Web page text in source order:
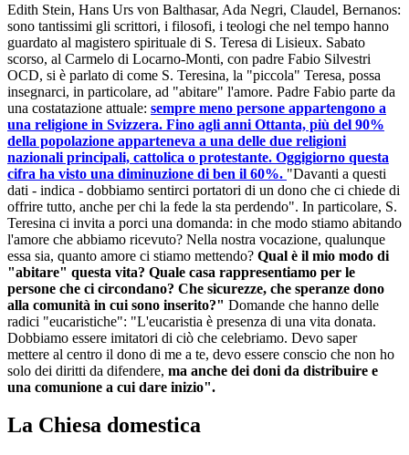
Edith Stein, Hans Urs von Balthasar, Ada Negri, Claudel, Bernanos:
sono tantissimi gli scrittori, i filosofi, i teologi che nel tempo hanno
guardato al magistero spirituale di S. Teresa di Lisieux. Sabato
scorso, al Carmelo di Locarno-Monti, con padre Fabio Silvestri
OCD, si è parlato di come S. Teresina, la "piccola" Teresa, possa
insegnarci, in particolare, ad "abitare" l'amore. Padre Fabio parte da
una costatazione attuale: sempre meno persone appartengono a
una religione in Svizzera. Fino agli anni Ottanta, più del 90%
della popolazione apparteneva a una delle due religioni
nazionali principali, cattolica o protestante. Oggigiorno questa
cifra ha visto una diminuzione di ben il 60%. "Davanti a questi
dati - indica - dobbiamo sentirci portatori di un dono che ci chiede di
offrire tutto, anche per chi la fede la sta perdendo". In particolare, S.
Teresina ci invita a porci una domanda: in che modo stiamo abitando
l'amore che abbiamo ricevuto? Nella nostra vocazione, qualunque
essa sia, quanto amore ci stiamo mettendo? Qual è il mio modo di
"abitare" questa vita? Quale casa rappresentiamo per le
persone che ci circondano? Che sicurezze, che speranze dono
alla comunità in cui sono inserito?" Domande che hanno delle
radici "eucaristiche": "L'eucaristia è presenza di una vita donata.
Dobbiamo essere imitatori di ciò che celebriamo. Devo saper
mettere al centro il dono di me a te, devo essere conscio che non ho
solo dei diritti da difendere, ma anche dei doni da distribuire e
una comunione a cui dare inizio".
La Chiesa domestica